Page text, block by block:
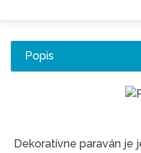
Popis
Dekoratívne paraván je